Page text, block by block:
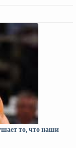
то, что наши